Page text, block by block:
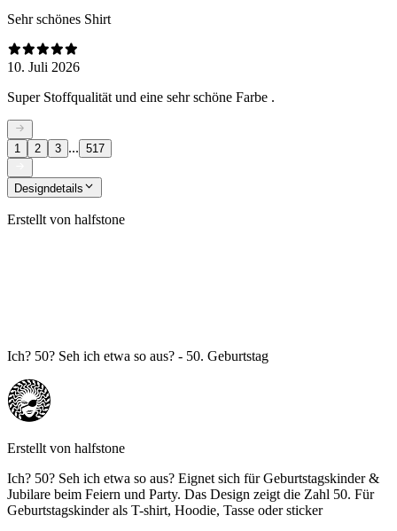
Sehr schönes Shirt
10. Juli 2026
Super Stoffqualität und eine sehr schöne Farbe .
1 2 3 ... 517
Designdetails
Erstellt von halfstone
Ich? 50? Seh ich etwa so aus? - 50. Geburtstag
Erstellt von halfstone
Ich? 50? Seh ich etwa so aus? Eignet sich für Geburtstagskinder &
Jubilare beim Feiern und Party. Das Design zeigt die Zahl 50. Für
Geburtstagskinder als T-shirt, Hoodie, Tasse oder sticker